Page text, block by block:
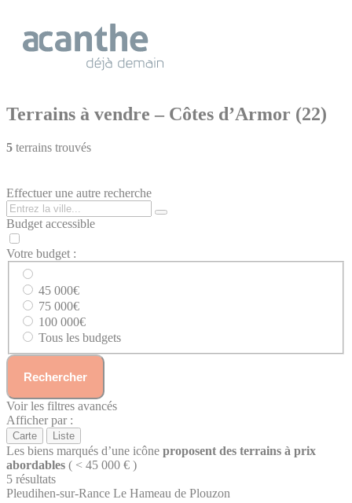
Terrains à vendre – Côtes d’Armor (22)
5 terrains trouvés
Effectuer une autre recherche
Budget accessible
Votre budget :
45 000€
75 000€
100 000€
Tous les budgets
Rechercher
Voir les filtres avancés
Afficher par :
Carte Liste
Les biens marqués d’une icône proposent des terrains à prix
abordables ( < 45 000 € )
5 résultats
Pleudihen-sur-Rance Le Hameau de Plouzon